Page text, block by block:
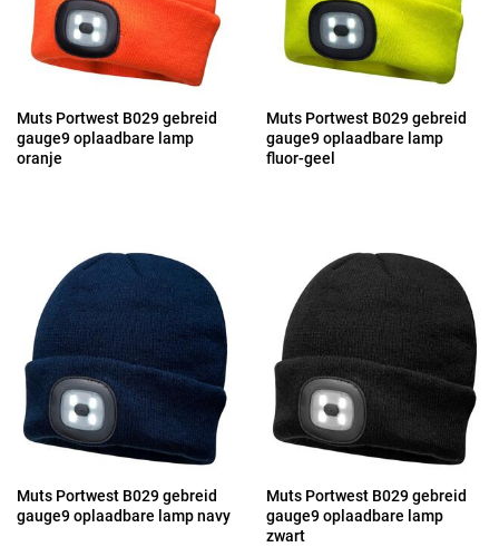
Muts Portwest B029 gebreid
gauge9 oplaadbare lamp
oranje
Muts Portwest B029 gebreid
gauge9 oplaadbare lamp
fluor-geel
Muts Portwest B029 gebreid
gauge9 oplaadbare lamp navy
Muts Portwest B029 gebreid
gauge9 oplaadbare lamp
zwart